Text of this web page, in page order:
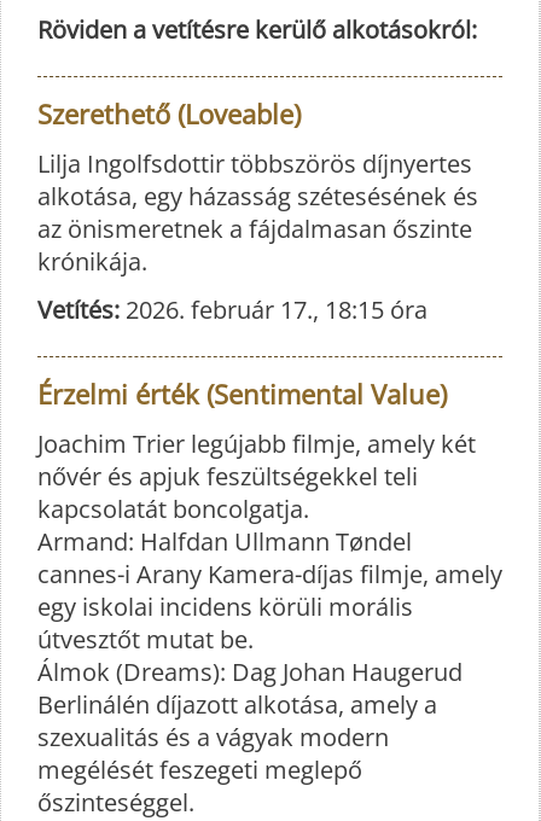
Röviden a vetítésre kerülő alkotásokról:
Szerethető (Loveable)
Lilja Ingolfsdottir többszörös díjnyertes
alkotása, egy házasság szétesésének és
az önismeretnek a fájdalmasan őszinte
krónikája.
Vetítés: 2026. február 17., 18:15 óra
Érzelmi érték (Sentimental Value)
Joachim Trier legújabb filmje, amely két
nővér és apjuk feszültségekkel teli
kapcsolatát boncolgatja.
Armand: Halfdan Ullmann Tøndel
cannes-i Arany Kamera-díjas filmje, amely
egy iskolai incidens körüli morális
útvesztőt mutat be.
Álmok (Dreams): Dag Johan Haugerud
Berlinálén díjazott alkotása, amely a
szexualitás és a vágyak modern
megélését feszegeti meglepő
őszinteséggel.